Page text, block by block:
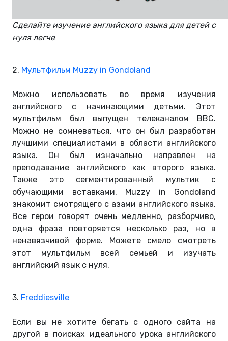
Сделайте изучение английского языка для детей с
нуля легче
2. Мультфильм Muzzy in Gondoland
Можно использовать во время изучения
английского с начинающими детьми. Этот
мультфильм был выпущен телеканалом BBC.
Можно не сомневаться, что он был разработан
лучшими специалистами в области английского
языка. Он был изначально направлен на
преподавание английского как второго языка.
Также это сегментированный мультик с
обучающими вставками. Muzzy in Gondoland
знакомит смотрящего с азами английского языка.
Все герои говорят очень медленно, разборчиво,
одна фраза повторяется несколько раз, но в
ненавязчивой форме. Можете смело смотреть
этот мультфильм всей семьей и изучать
английский язык с нуля.
3. Freddiesville
Если вы не хотите бегать с одного сайта на
другой в поисках идеального урока английского